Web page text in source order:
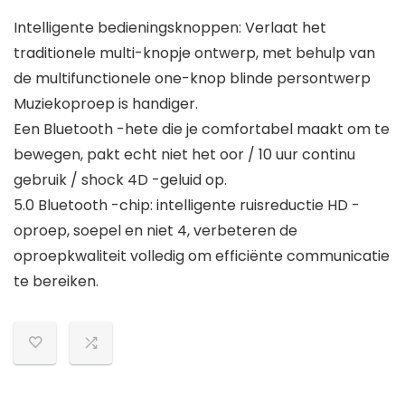
Intelligente bedieningsknoppen: Verlaat het
traditionele multi-knopje ontwerp, met behulp van
de multifunctionele one-knop blinde persontwerp
Muziekoproep is handiger.
Een Bluetooth -hete die je comfortabel maakt om te
bewegen, pakt echt niet het oor / 10 uur continu
gebruik / shock 4D -geluid op.
5.0 Bluetooth -chip: intelligente ruisreductie HD -
oproep, soepel en niet 4, verbeteren de
oproepkwaliteit volledig om efficiënte communicatie
te bereiken.